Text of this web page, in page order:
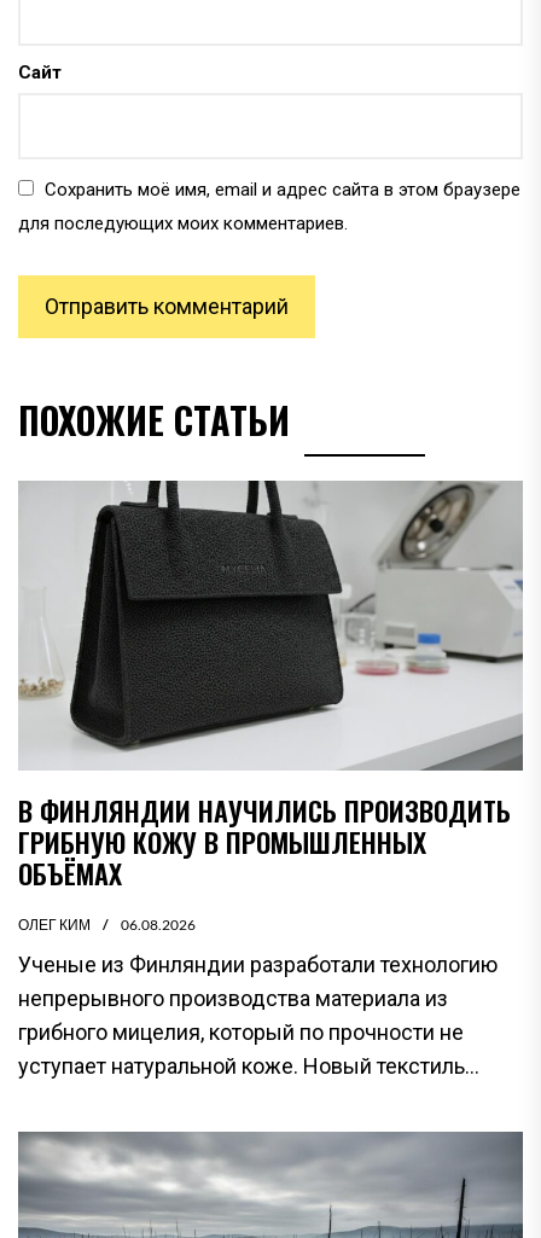
Сайт
Сохранить моё имя, email и адрес сайта в этом браузере
для последующих моих комментариев.
ПОХОЖИЕ СТАТЬИ
В ФИНЛЯНДИИ НАУЧИЛИСЬ ПРОИЗВОДИТЬ
ГРИБНУЮ КОЖУ В ПРОМЫШЛЕННЫХ
ОБЪЁМАХ
ОЛЕГ КИМ 06.08.2026
Ученые из Финляндии разработали технологию
непрерывного производства материала из
грибного мицелия, который по прочности не
уступает натуральной коже. Новый текстиль...